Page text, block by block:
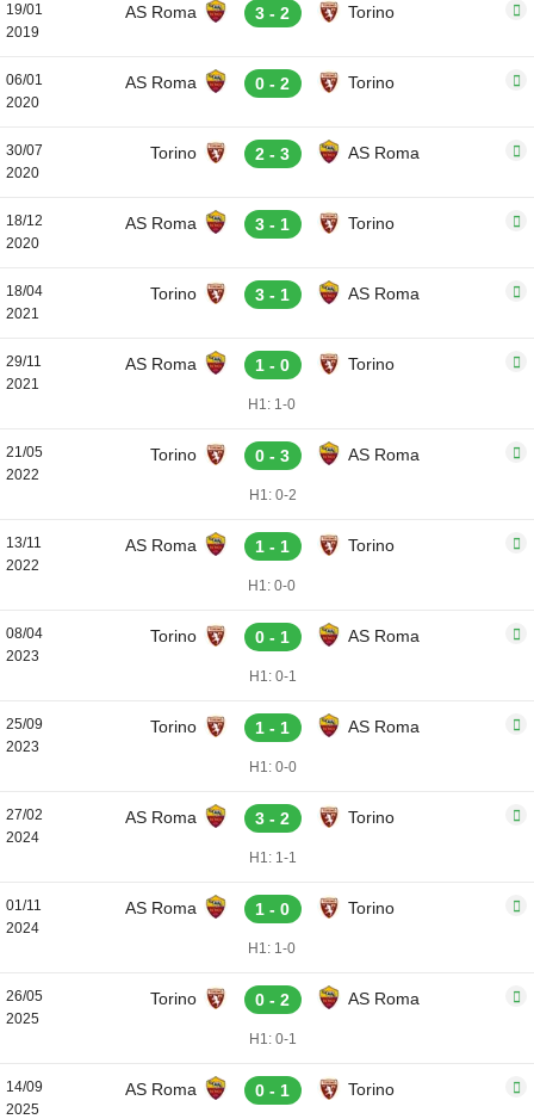
19/01
2019
AS Roma 3 - 2 Torino
06/01
2020
AS Roma 0 - 2 Torino
30/07
2020
Torino 2 - 3 AS Roma
18/12
2020
AS Roma 3 - 1 Torino
18/04
2021
Torino 3 - 1 AS Roma
29/11
2021
AS Roma 1 - 0 Torino
H1: 1-0
21/05
2022
Torino 0 - 3 AS Roma
H1: 0-2
13/11
2022
AS Roma 1 - 1 Torino
H1: 0-0
08/04
2023
Torino 0 - 1 AS Roma
H1: 0-1
25/09
2023
Torino 1 - 1 AS Roma
H1: 0-0
27/02
2024
AS Roma 3 - 2 Torino
H1: 1-1
01/11
2024
AS Roma 1 - 0 Torino
H1: 1-0
26/05
2025
Torino 0 - 2 AS Roma
H1: 0-1
14/09
2025
AS Roma 0 - 1 Torino